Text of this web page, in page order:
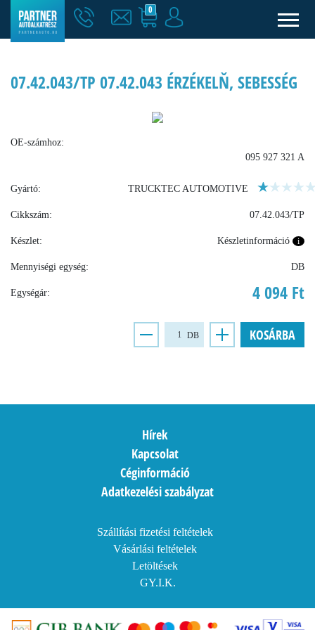
0
07.42.043/TP 07.42.043 ÉRZÉKELŇ, SEBESSÉG
OE-számhoz:
095 927 321 A
Gyártó: TRUCKTEC AUTOMOTIVE
Cikkszám: 07.42.043/TP
Készlet: Készletinformáció i
Mennyiségi egység: DB
Egységár: 4 094 Ft
DB KOSÁRBA
Hírek
Kapcsolat
Céginformáció
Adatkezelési szabályzat
Szállítási fizetési feltételek
Vásárlási feltételek
Letöltések
GY.I.K.